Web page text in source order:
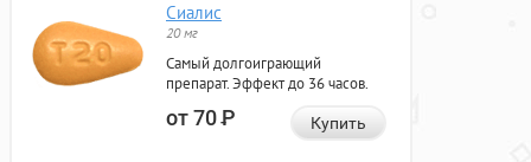
Сиалис
20 мг
Самый долгоиграющий
препарат. Эффект до 36 часов.
от 70Р Купить